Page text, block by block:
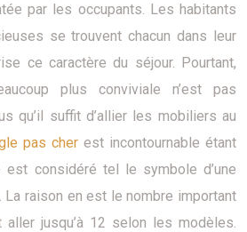
par les occupants. Les habitants
se trouvent chacun dans leur
ce caractère du séjour. Pourtant,
plus conviviale n’est pas
qu’il suffit d’allier les mobiliers au
pas cher est incontournable étant
est considéré tel le symbole d’une
La raison en est le nombre important
jusqu’à 12 selon les modèles.